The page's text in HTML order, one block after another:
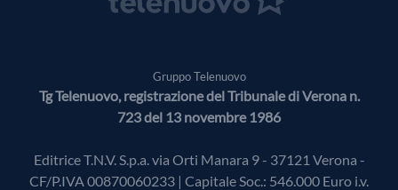
Gruppo Telenuovo
Tg Telenuovo, registrazione del Tribunale di Verona n.
723 del 13 novembre 1986
Editrice T.N.V. S.p.a. via Orti Manara 9 - 37121 Verona -
CF/P.IVA 00870060233 | Capitale Soc.: 546.000 Euro i.v.